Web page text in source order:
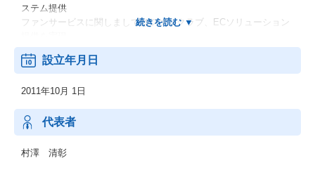
ステム提供
ファンサービスに関しましてはファンクラブ、ECソリューション
地方創生：スマート農業、ドローン活用、コミュニティビジネス
等のサービス展開。
「野球選手トラッキングシステム」を福岡ソフトバンクホークス
のチーム戦略に活用
■「トラッキングシステム」は高解像度カメラで撮影したデータ
を、AI（独自の機械学習機能）を利用して分析するものです。
守備範囲、守備位置、打球への反応速度、走者の塁間スピード、
設立年月日
2011年10月 1日
代表者
村澤 清彰